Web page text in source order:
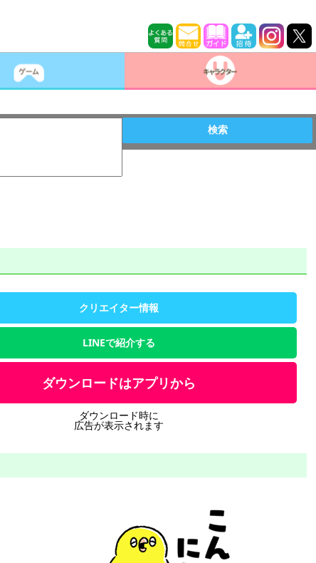
検索
クリエイター情報
LINEで紹介する
ダウンロードはアプリから
ダウンロード時に
広告が表示されます